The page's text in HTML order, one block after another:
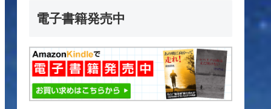
電子書籍発売中